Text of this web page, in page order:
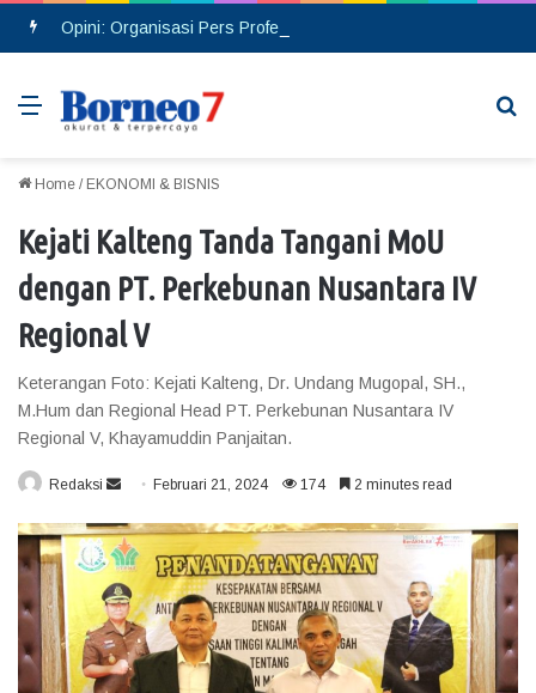
Menu
Home / EKONOMI & BISNIS
Kejati Kalteng Tanda Tangani MoU
dengan PT. Perkebunan Nusantara IV
Regional V
Keterangan Foto: Kejati Kalteng, Dr. Undang Mugopal, SH.,
M.Hum dan Regional Head PT. Perkebunan Nusantara IV
Regional V, Khayamuddin Panjaitan.
Redaksi
n
d
a
n
e
m
Februari 21, 2024 174 2 minutes read